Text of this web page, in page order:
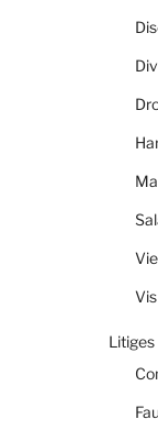
Litiges